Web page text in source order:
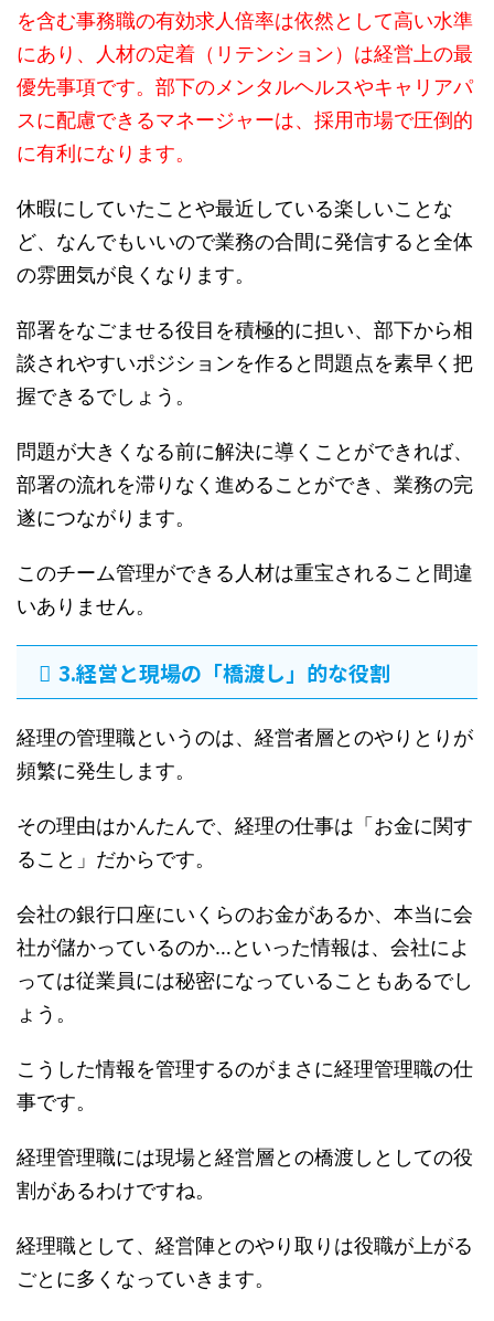
を含む事務職の有効求人倍率は依然として高い水準
にあり、人材の定着（リテンション）は経営上の最
優先事項です。部下のメンタルヘルスやキャリアパ
スに配慮できるマネージャーは、採用市場で圧倒的
に有利になります。
休暇にしていたことや最近している楽しいことな
ど、なんでもいいので業務の合間に発信すると全体
の雰囲気が良くなります。
部署をなごませる役目を積極的に担い、部下から相
談されやすいポジションを作ると問題点を素早く把
握できるでしょう。
問題が大きくなる前に解決に導くことができれば、
部署の流れを滞りなく進めることができ、業務の完
遂につながります。
このチーム管理ができる人材は重宝されること間違
いありません。
3.経営と現場の「橋渡し」的な役割
経理の管理職というのは、経営者層とのやりとりが
頻繁に発生します。
その理由はかんたんで、経理の仕事は「お金に関す
ること」だからです。
会社の銀行口座にいくらのお金があるか、本当に会
社が儲かっているのか…といった情報は、会社によ
っては従業員には秘密になっていることもあるでし
ょう。
こうした情報を管理するのがまさに経理管理職の仕
事です。
経理管理職には現場と経営層との橋渡しとしての役
割があるわけですね。
経理職として、経営陣とのやり取りは役職が上がる
ごとに多くなっていきます。